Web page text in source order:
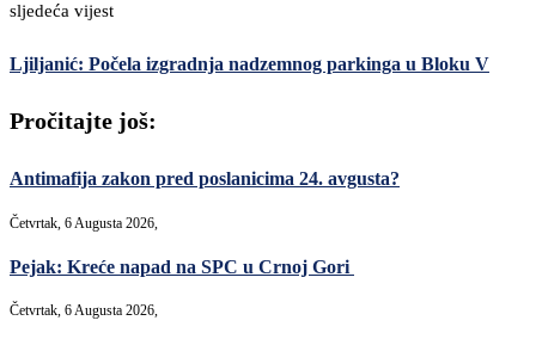
sljedeća vijest
Ljiljanić: Počela izgradnja nadzemnog parkinga u Bloku V
Pročitajte još:
Antimafija zakon pred poslanicima 24. avgusta?
Četvrtak, 6 Augusta 2026,
Pejak: Kreće napad na SPC u Crnoj Gori
Četvrtak, 6 Augusta 2026,